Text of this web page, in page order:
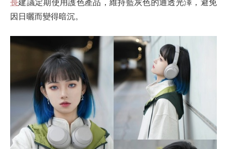
長建議定期使用護色產品，維持藍灰色的通透光澤，避免
因日曬而變得暗沉。